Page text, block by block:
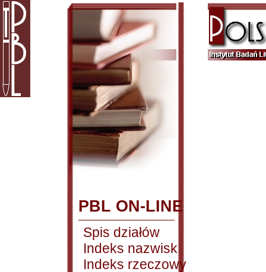
PBL ON-LINE
Spis działów
Indeks nazwisk
Indeks rzeczowy